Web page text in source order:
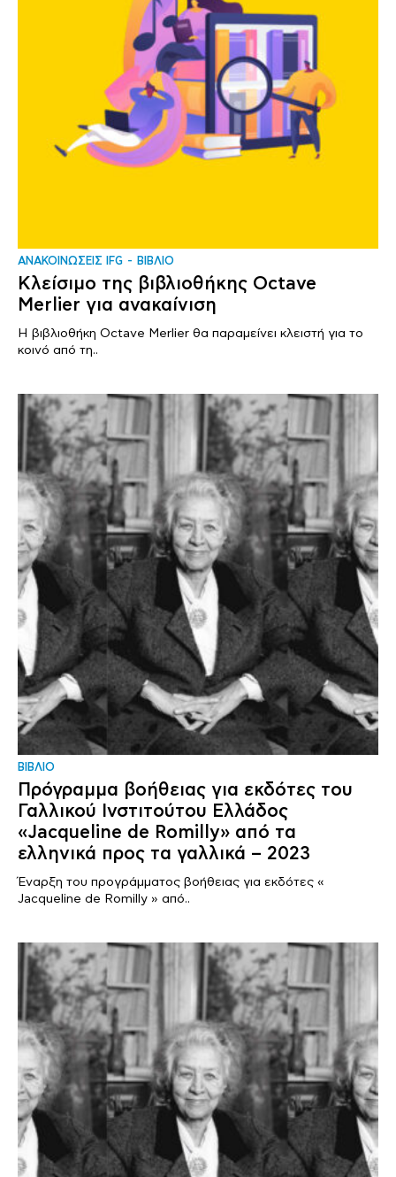
ΑΝΑΚΟΙΝΩΣΕΙΣ IFG ΒΙΒΛΙΟ
Κλείσιμο της βιβλιοθήκης Octave
Merlier για ανακαίνιση
Η βιβλιοθήκη Octave Merlier θα παραμείνει κλειστή για το
κοινό από τη..
ΒΙΒΛΙΟ
Πρόγραμμα βοήθειας για εκδότες του
Γαλλικού Ινστιτούτου Ελλάδος
«Jacqueline de Romilly» από τα
ελληνικά προς τα γαλλικά – 2023
Έναρξη του προγράμματος βοήθειας για εκδότες «
Jacqueline de Romilly » από..